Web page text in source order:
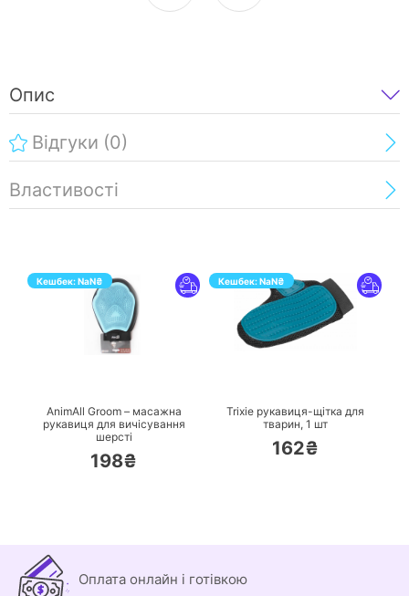
Опис
Відгуки (0)
Властивості
Кешбек:NaN₴
AnimAll Groom – масажна
рукавиця для вичісування
шерсті
198₴
Кешбек:NaN₴
Trixie рукавиця-щітка для
тварин, 1 шт
162₴
Оплата онлайн і готівкою